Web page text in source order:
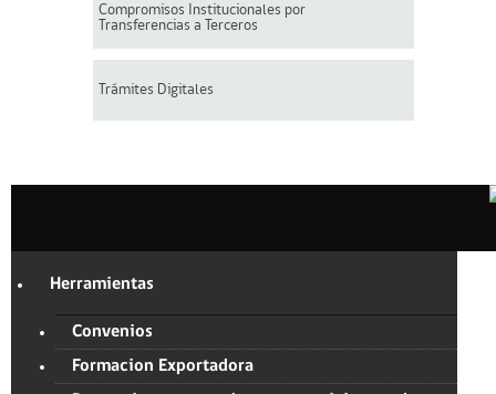
Compromisos Institucionales por
Transferencias a Terceros
Trámites Digitales
Herramientas
Convenios
Formacion Exportadora